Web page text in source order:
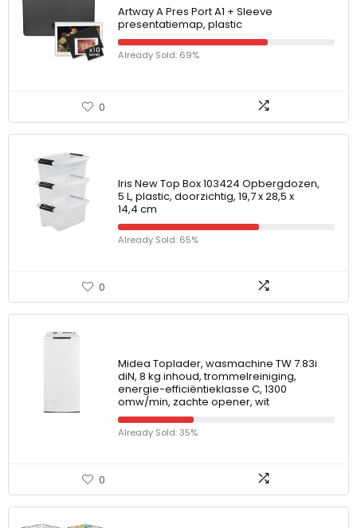
Artway A Pres Port A1 + Sleeve
presentatiemap, plastic
Already Sold: 69%
0
Iris New Top Box 103424 Opbergdozen,
5 L, plastic, doorzichtig, 19,7 x 28,5 x
14,4 cm
Already Sold: 65%
0
Midea Toplader, wasmachine TW 7.83i
diN, 8 kg inhoud, trommelreiniging,
energie-efficiëntieklasse C, 1300
omw/min, zachte opener, wit
Already Sold: 35%
0